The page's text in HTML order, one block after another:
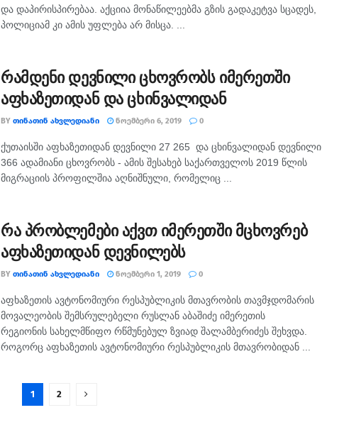
და დაპირისპირებაა. აქციია მონაწილეებმა გზის გადაკეტვა სცადეს,
პოლიციამ კი ამის უფლება არ მისცა. ...
რამდენი დევნილი ცხოვრობს იმერეთში
აფხაზეთიდან და ცხინვალიდან
BY ᲗᲘᲜᲐᲗᲘᲜ ᲐᲮᲕᲚᲔᲓᲘᲐᲜᲘ ᲜᲝᲔᲛᲑᲔᲠᲘ 6, 2019 0
ქუთაისში აფხაზეთიდან დევნილი 27 265 და ცხინვალიდან დევნილი
366 ადამიანი ცხოვრობს - ამის შესახებ საქართველოს 2019 წლის
მიგრაციის პროფილშია აღნიშნული, რომელიც ...
რა პრობლემები აქვთ იმერეთში მცხოვრებ
აფხაზეთიდან დევნილებს
BY ᲗᲘᲜᲐᲗᲘᲜ ᲐᲮᲕᲚᲔᲓᲘᲐᲜᲘ ᲜᲝᲔᲛᲑᲔᲠᲘ 1, 2019 0
აფხაზეთის ავტონომიური რესპუბლიკის მთავრობის თავმჯდომარის
მოვალეობის შემსრულებელი რუსლან აბაშიძე იმერეთის
რეგიონის სახელმწიფო რწმუნებულ ზვიად შალამბერიძეს შეხვდა.
როგორც აფხაზეთის ავტონომიური რესპუბლიკის მთავრობიდან ...
1 2